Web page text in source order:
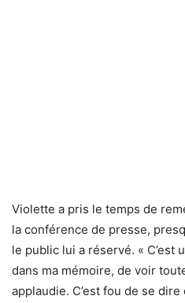
Violette a pris le temps de
la conférence de presse,
le public lui a réservé. « C’est
dans ma mémoire, de voir
applaudie. C’est fou de se